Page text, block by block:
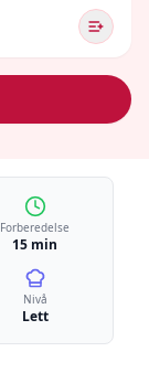
Forberedelse
15 min
Nivå
Lett